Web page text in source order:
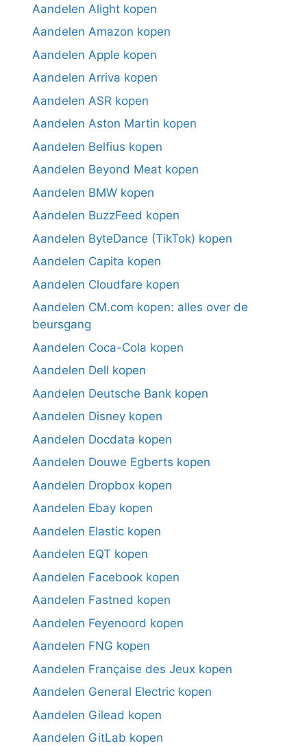
Aandelen Alight kopen
Aandelen Amazon kopen
Aandelen Apple kopen
Aandelen Arriva kopen
Aandelen ASR kopen
Aandelen Aston Martin kopen
Aandelen Belfius kopen
Aandelen Beyond Meat kopen
Aandelen BMW kopen
Aandelen BuzzFeed kopen
Aandelen ByteDance (TikTok) kopen
Aandelen Capita kopen
Aandelen Cloudfare kopen
Aandelen CM.com kopen: alles over de
beursgang
Aandelen Coca-Cola kopen
Aandelen Dell kopen
Aandelen Deutsche Bank kopen
Aandelen Disney kopen
Aandelen Docdata kopen
Aandelen Douwe Egberts kopen
Aandelen Dropbox kopen
Aandelen Ebay kopen
Aandelen Elastic kopen
Aandelen EQT kopen
Aandelen Facebook kopen
Aandelen Fastned kopen
Aandelen Feyenoord kopen
Aandelen FNG kopen
Aandelen Française des Jeux kopen
Aandelen General Electric kopen
Aandelen Gilead kopen
Aandelen GitLab kopen